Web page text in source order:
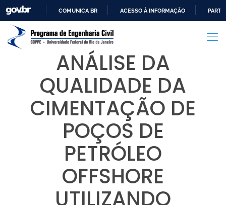
PARA
CONTEÚDO
COMUNICA BR ACESSO À INFORMAÇÃO
ANÁLISE DA
QUALIDADE DA
CIMENTAÇÃO DE
POÇOS DE
PETRÓLEO
OFFSHORE
UTILIZANDO